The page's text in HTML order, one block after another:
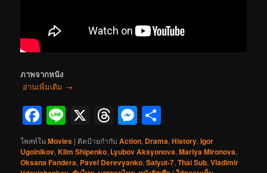
ภาพจากหนัง
อ่านเพิ่มเติม →
Facebook
Line
X Threads
Messenger
โพสท์ในMovies | ติดป้ายกำกับ Action, Drama,History,Igor
Ugolnikov,Klim Shipenko, Lyubov Aksyonova,Mariya Mironova,
Oksana Fandera, Pavel Derevyanko,Salyut-7,Thai Sub,Vladimir